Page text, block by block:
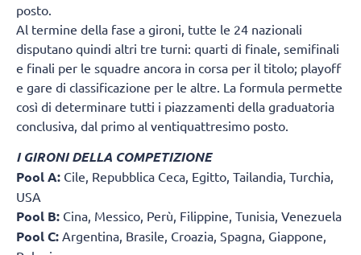
posto.
Al termine della fase a gironi, tutte le 24 nazionali
disputano quindi altri tre turni: quarti di finale, semifinali
e finali per le squadre ancora in corsa per il titolo; playoff
e gare di classificazione per le altre. La formula permette
così di determinare tutti i piazzamenti della graduatoria
conclusiva, dal primo al ventiquattresimo posto.
I GIRONI DELLA COMPETIZIONE
Pool A: Cile, Repubblica Ceca, Egitto, Tailandia, Turchia,
USA
Pool B: Cina, Messico, Perù, Filippine, Tunisia, Venezuela
Pool C: Argentina, Brasile, Croazia, Spagna, Giappone,